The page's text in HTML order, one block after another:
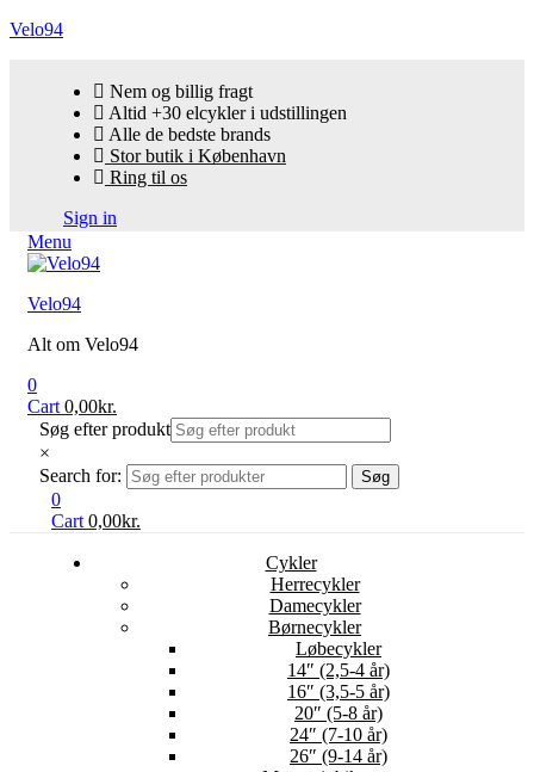
Velo94
Nem og billig fragt
Altid +30 elcykler i udstillingen
Alle de bedste brands
Stor butik i København
Ring til os
Sign in
Menu
Velo94
Alt om Velo94
0
Cart 0,00kr.
Søg efter produkt
×
Search for:
Søg
0
Cart 0,00kr.
Cykler
Herrecykler
Damecykler
Børnecykler
Løbecykler
14″ (2,5-4 år)
16″ (3,5-5 år)
20″ (5-8 år)
24″ (7-10 år)
26″ (9-14 år)